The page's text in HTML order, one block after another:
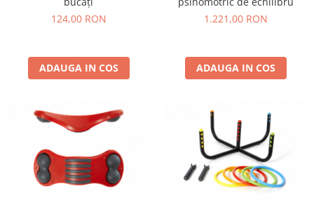
124,00 RON
ADAUGA IN COS
1.221,00 RON
ADAUGA IN COS